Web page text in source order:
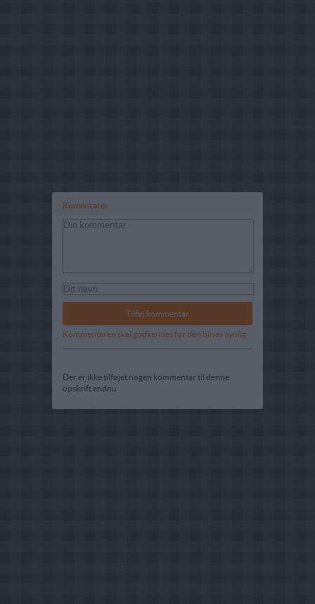
Komentarer
Kommentaren skal godkendes før den bliver synlig
Der er ikke tilføjet nogen kommentar til denne
opskrift endnu